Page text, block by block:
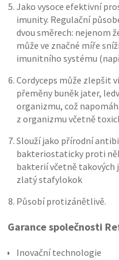
Jako vysoce efektivní
imunity. Regulační
dvou směrech: nejenom
může ve značné míře
imunitního systému
Cordyceps může zlepšit
přeměny buněk jater,
organizmu, což
z organizmu včetně
Slouží jako přírodní
bakteriostaticky proti
bakterií včetně takových
zlatý stafylokok
Působí protizánětlivě.
Garance společnosti
Inovační technologie